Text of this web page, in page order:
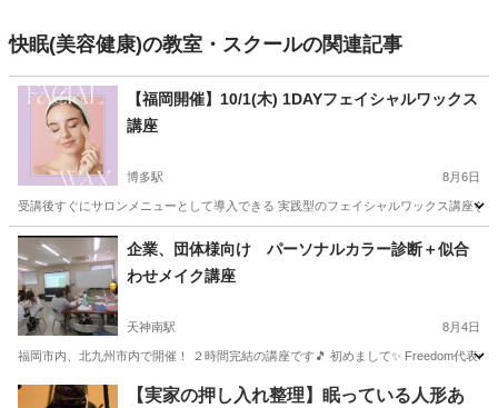
快眠(美容健康)の教室・スクールの関連記事
【福岡開催】10/1(木) 1DAYフェイシャルワックス
講座
博多駅 8月6日
受講後すぐにサロンメニューとして導入できる 実践型のフェイシャルワックス講座
福岡 福岡市 博多駅 スキンケア
企業、団体様向け パーソナルカラー診断＋似合
わせメイク講座
天神南駅 8月4日
福岡市内、北九州市内で開催！ ２時間完結の講座です🎵 初めまして✨ Freedom代表
福岡 福岡市 天神南駅 その他 パーソナルカラー
【実家の押し入れ整理】眠っている人形あ